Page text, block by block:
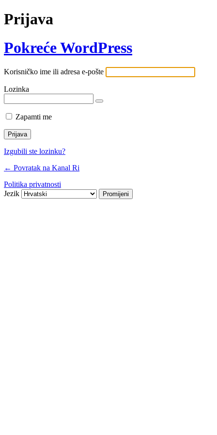
Prijava
Pokreće WordPress
Korisničko ime ili adresa e-pošte
Lozinka
Zapamti me
Izgubili ste lozinku?
← Povratak na Kanal Ri
Politika privatnosti
Jezik